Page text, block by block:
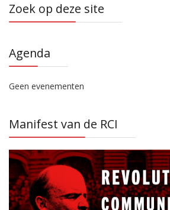
Zoek op deze site
Agenda
Geen evenementen
Manifest van de RCI